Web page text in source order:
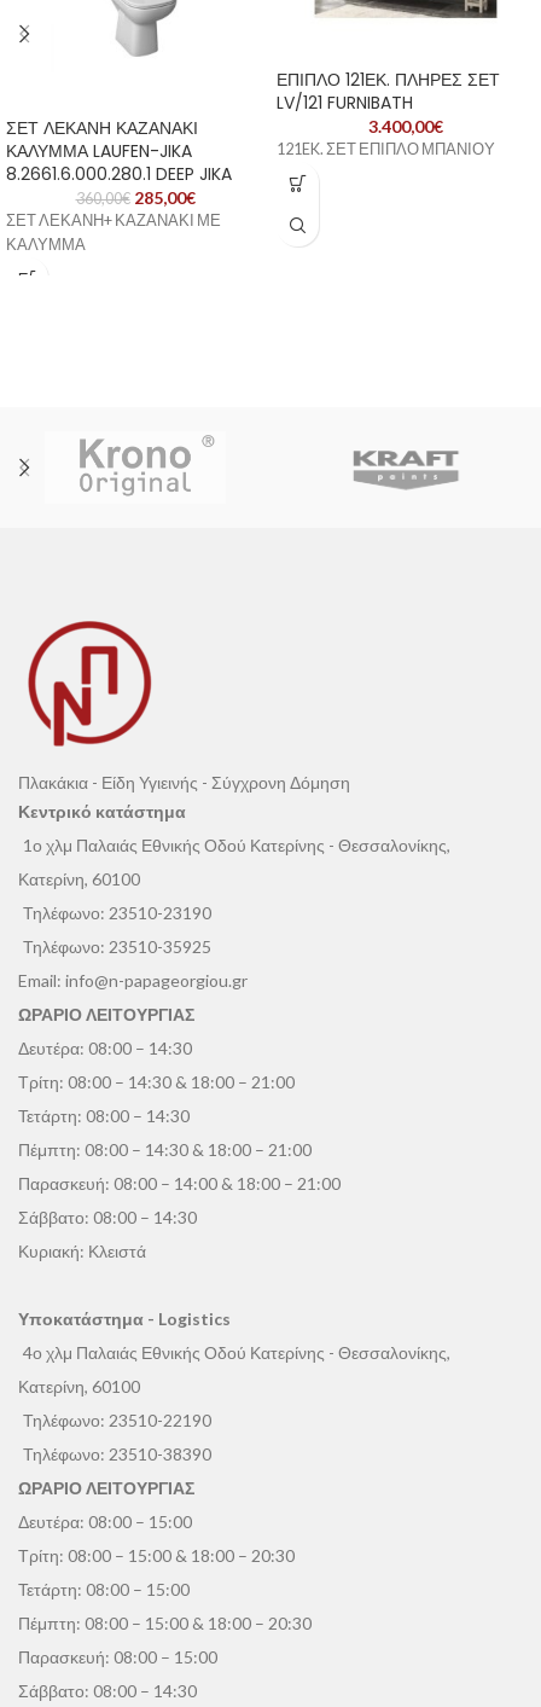
ΣΕΤ ΛΕΚΑΝΗ ΚΑΖΑΝΑΚΙ
ΚΑΛΥΜΜΑ LAUFEN-JIKA
8.2661.6.000.280.1 DEEP JIKA
360,00€ 285,00€
ΣΕΤ ΛΕΚΑΝΗ+ ΚΑΖΑΝΑΚΙ ΜΕ
ΚΑΛΥΜΜΑ
ΕΠΙΠΛΟ 121ΕΚ. ΠΛΗΡΕΣ ΣΕΤ
LV/121 FURNIBATH
3.400,00€
121EK. ΣΕΤ ΕΠΙΠΛΟ ΜΠΑΝΙΟΥ
Πλακάκια - Είδη Υγιεινής - Σύγχρονη Δόμηση
Κεντρικό κατάστημα
1ο χλμ Παλαιάς Εθνικής Οδού Κατερίνης - Θεσσαλονίκης,
Κατερίνη, 60100
Τηλέφωνο: 23510-23190
Τηλέφωνο: 23510-35925
Email: info@n-papageorgiou.gr
ΩΡΑΡΙΟ ΛΕΙΤΟΥΡΓΙΑΣ
Δευτέρα: 08:00 – 14:30
Τρίτη: 08:00 – 14:30 & 18:00 – 21:00
Τετάρτη: 08:00 – 14:30
Πέμπτη: 08:00 – 14:30 & 18:00 – 21:00
Παρασκευή: 08:00 – 14:00 & 18:00 – 21:00
Σάββατο: 08:00 – 14:30
Κυριακή: Κλειστά
Υποκατάστημα - Logistics
4ο χλμ Παλαιάς Εθνικής Οδού Κατερίνης - Θεσσαλονίκης,
Κατερίνη, 60100
Τηλέφωνο: 23510-22190
Τηλέφωνο: 23510-38390
ΩΡΑΡΙΟ ΛΕΙΤΟΥΡΓΙΑΣ
Δευτέρα: 08:00 – 15:00
Τρίτη: 08:00 – 15:00 & 18:00 – 20:30
Τετάρτη: 08:00 – 15:00
Πέμπτη: 08:00 – 15:00 & 18:00 – 20:30
Παρασκευή: 08:00 – 15:00
Σάββατο: 08:00 – 14:30